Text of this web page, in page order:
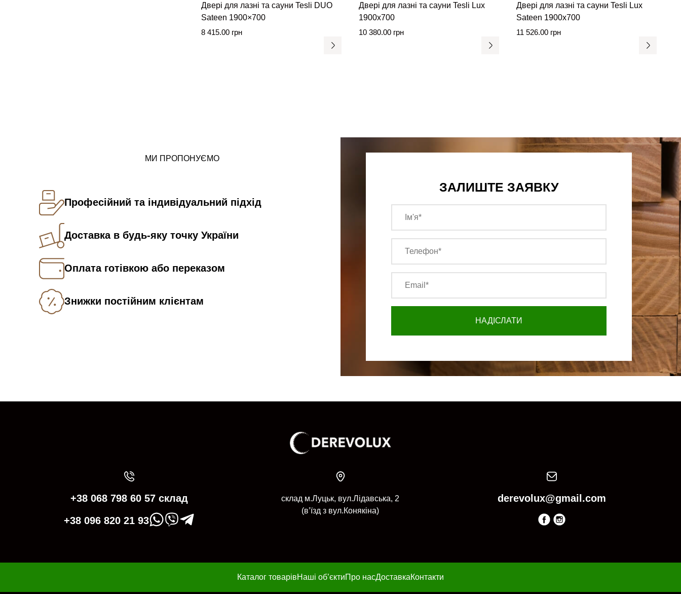
Двері для лазні та сауни Tesli DUO
Sateen 1900×700
8 415.00 грн
Двері для лазні та сауни Tesli Lux
1900х700
10 380.00 грн
Двері для лазні та сауни Tesli Lux
Sateen 1900х700
11 526.00 грн
МИ ПРОПОНУЄМО
Професійний та індивідуальний підхід
Доставка в будь-яку точку України
Оплата готівкою або переказом
Знижки постійним клієнтам
ЗАЛИШТЕ ЗАЯВКУ
+38 068 798 60 57 склад
+38 096 820 21 93
склад м.Луцьк, вул.Лідавська, 2
(в’їзд з вул.Конякіна)
derevolux@gmail.com
Каталог товарівНаші об’єктиПро насДоставкаКонтакти